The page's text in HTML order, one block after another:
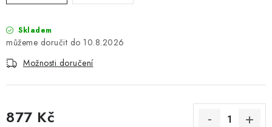
Skladem
10.8.2026
Možnosti doručení
877 Kč